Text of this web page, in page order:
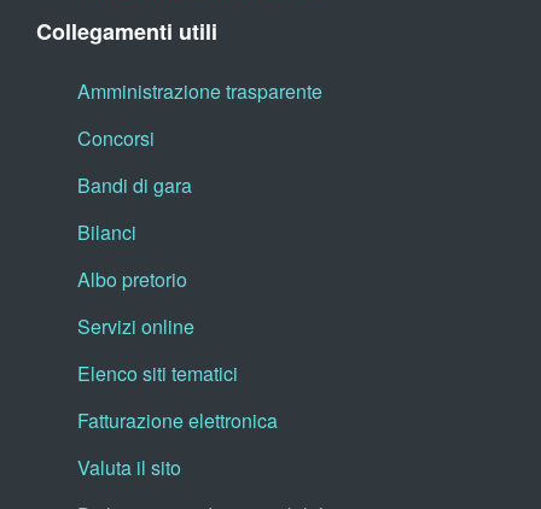
Collegamenti utili
Amministrazione trasparente
Concorsi
Bandi di gara
Bilanci
Albo pretorio
Servizi online
Elenco siti tematici
Fatturazione elettronica
Valuta il sito